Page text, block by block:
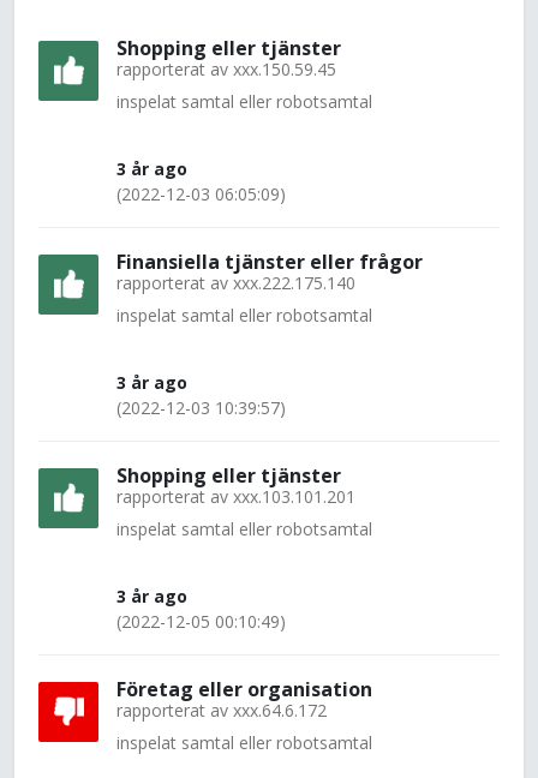
Shopping eller tjänster
rapporterat av xxx.150.59.45
inspelat samtal eller robotsamtal
3 år ago
(2022-12-03 06:05:09)
Finansiella tjänster eller frågor
rapporterat av xxx.222.175.140
inspelat samtal eller robotsamtal
3 år ago
(2022-12-03 10:39:57)
Shopping eller tjänster
rapporterat av xxx.103.101.201
inspelat samtal eller robotsamtal
3 år ago
(2022-12-05 00:10:49)
Företag eller organisation
rapporterat av xxx.64.6.172
inspelat samtal eller robotsamtal